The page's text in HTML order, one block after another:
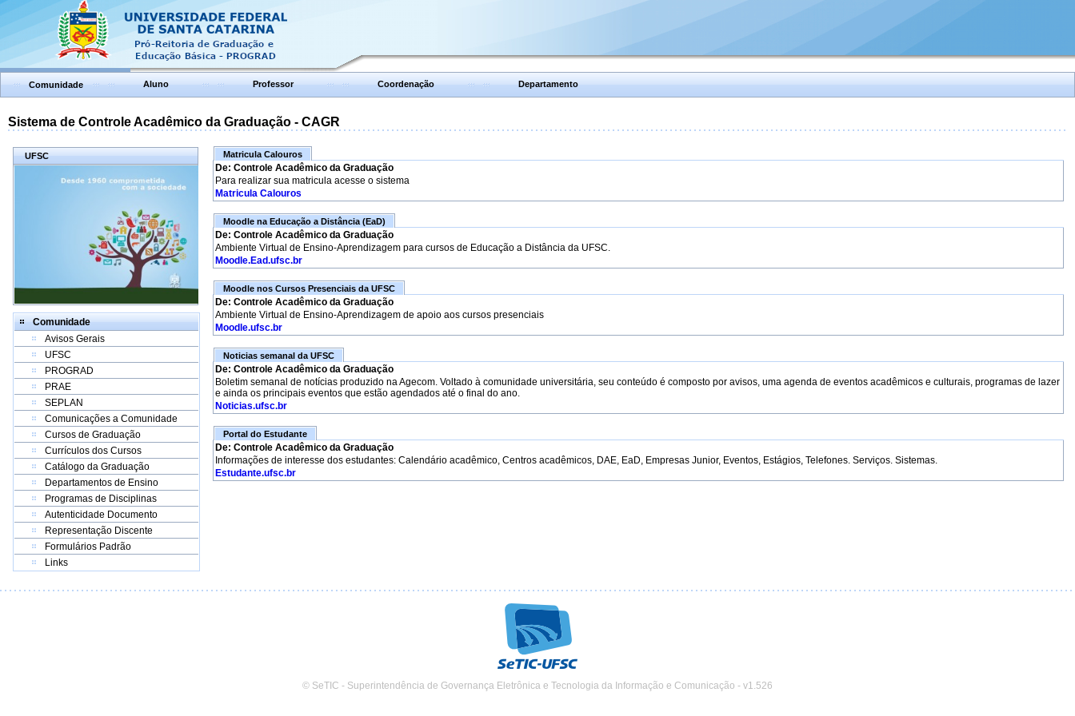
Comunidade Aluno Professor Coordenação Departamento
Sistema de Controle Acadêmico da Graduação - CAGR
UFSC
Comunidade
Avisos Gerais
UFSC
PROGRAD
PRAE
SEPLAN
Comunicações a Comunidade
Cursos de Graduação
Currículos dos Cursos
Catálogo da Graduação
Departamentos de Ensino
Programas de Disciplinas
Autenticidade Documento
Representação Discente
Formulários Padrão
Links
Matricula Calouros
De: Controle Acadêmico da Graduação
Para realizar sua matricula acesse o sistema
Matricula Calouros
Moodle na Educação a Distância (EaD)
De: Controle Acadêmico da Graduação
Ambiente Virtual de Ensino-Aprendizagem para cursos de Educação a Distância da UFSC.
Moodle.Ead.ufsc.br
Moodle nos Cursos Presenciais da UFSC
De: Controle Acadêmico da Graduação
Ambiente Virtual de Ensino-Aprendizagem de apoio aos cursos presenciais
Moodle.ufsc.br
Noticias semanal da UFSC
De: Controle Acadêmico da Graduação
Boletim semanal de notícias produzido na Agecom. Voltado à comunidade universitária, seu conteúdo é composto por avisos, uma agenda de eventos acadêmicos e culturais, programas de lazer
e ainda os principais eventos que estão agendados até o final do ano.
Noticias.ufsc.br
Portal do Estudante
De: Controle Acadêmico da Graduação
Informações de interesse dos estudantes: Calendário acadêmico, Centros acadêmicos, DAE, EaD, Empresas Junior, Eventos, Estágios, Telefones. Serviços. Sistemas.
Estudante.ufsc.br
© SeTIC - Superintendência de Governança Eletrônica e Tecnologia da Informação e Comunicação - v1.526